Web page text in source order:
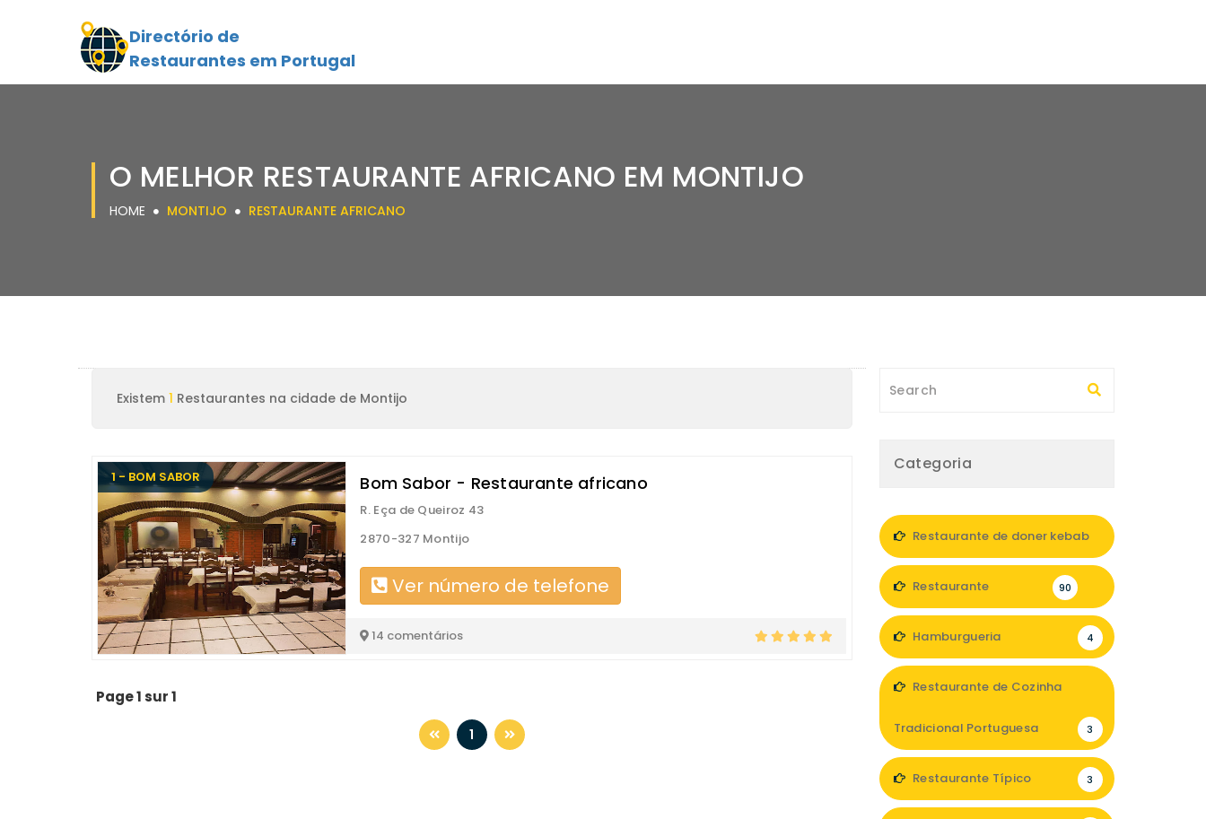
Directório de
Restaurantes em Portugal
O MELHOR RESTAURANTE AFRICANO EM MONTIJO
HOME MONTIJO RESTAURANTE AFRICANO
Existem 1 Restaurantes na cidade de Montijo
1 - BOM SABOR Bom Sabor - Restaurante africano
R. Eça de Queiroz 43
2870-327 Montijo
Ver número de telefone
14 comentários
Page 1 sur 1
1
Categoria
Restaurante de doner kebab
Restaurante 90
Hamburgueria 4
Restaurante de Cozinha
Tradicional Portuguesa 3
Restaurante Típico 3